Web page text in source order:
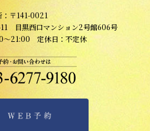
：〒141-0021
目黒西口マンション2号館606号
～21:00 定休日：不定休